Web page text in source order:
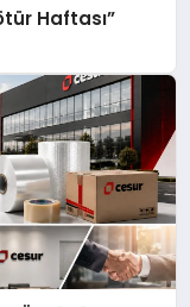
Haftası”